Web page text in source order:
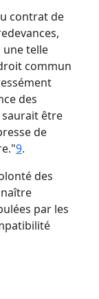
contrat de
telle
commun
des
être
de
9.
des
par les